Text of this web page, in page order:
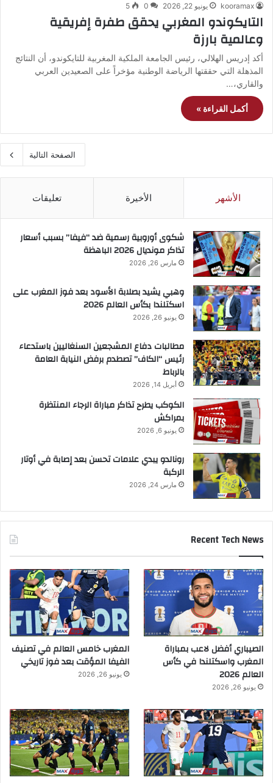
kooramax يونيو 22, 2026 0
5
التايكوندو المغربي يحقق طفرة إفريقية
وعالمية بارزة
أكد إدريس الهلالي، رئيس الجامعة الملكية المغربية للتايكوندو، أن النتائج
المذهلة التي حققتها الرياضة الوطنية مؤخراً على الصعيدين العربي
والقاري،…
أكمل القراءة »
الصفحة التالية
الأشهر الأخيرة تعليقات
شكوى أوروبية رسمية ضد “فيفا” بسبب أسعار
تذاكر مونديال 2026 الباهظة
مارس 26, 2026
وهبي يشيد بصلابة الأسود بعد فوز المغرب على
اسكتلندا بكأس العالم 2026
يونيو 26, 2026
مطالبات دفاع المشجعين السنغاليين باستدعاء
رئيس “الكاف” تصطدم برفض النيابة العامة
بالرباط
أبريل 14, 2026
الكوكب يطرح تذاكر مباراة الرجاء المنتظرة
بمراكش
يونيو 6, 2026
رونالدو يبدي علامات تحسن بعد إصابة في أوتار
الركبة
مارس 24, 2026
Recent Tech News
الصيباري أفضل لاعب بمباراة
المغرب واسكتلندا في كأس
العالم 2026
يونيو 26, 2026
المغرب خامس العالم في تصنيف
الفيفا المؤقت بعد فوز تاريخي
يونيو 26, 2026